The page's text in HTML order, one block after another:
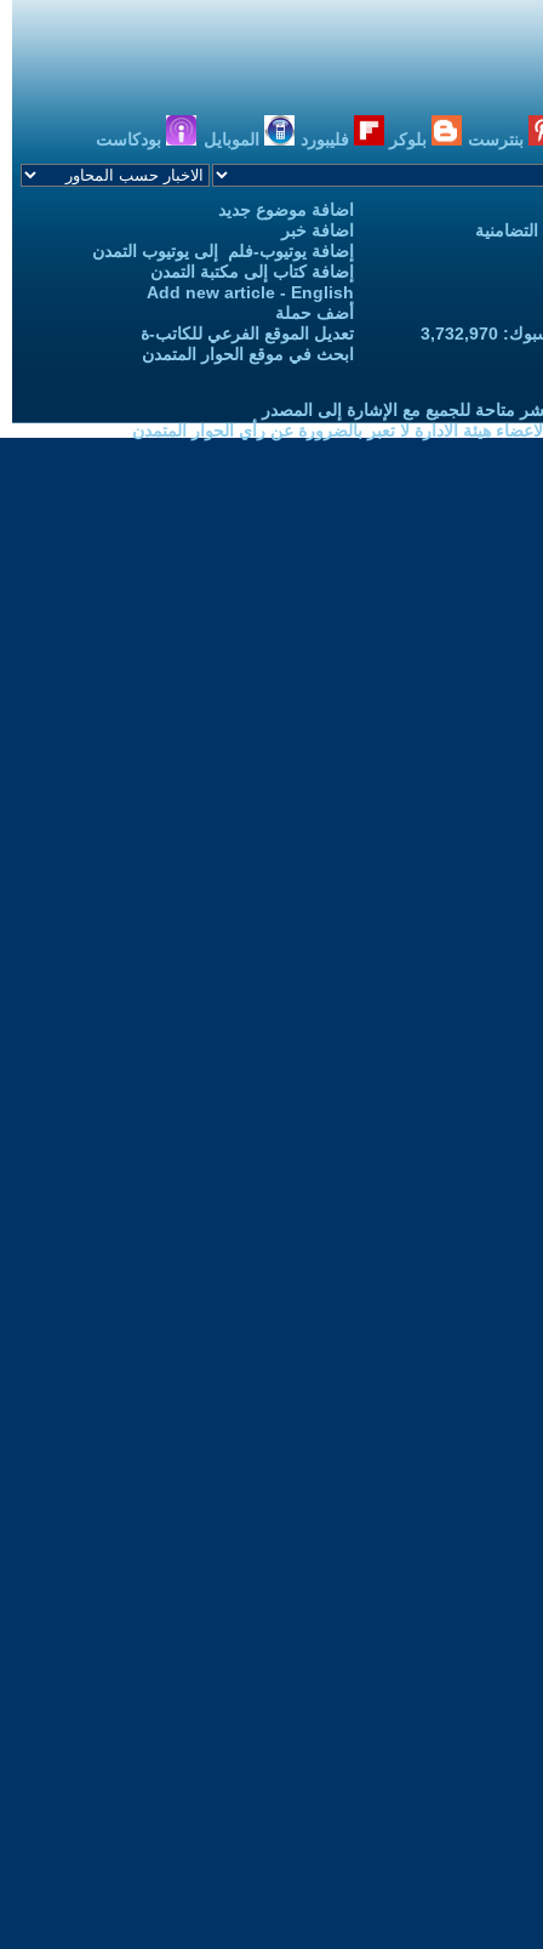
بنترست بلوكر فليبورد الموبايل بودكاست
اضافة موضوع جديد
اضافة خبر
إضافة يوتيوب-فلم إلى يوتيوب التمدن
إضافة كتاب إلى مكتبة التمدن
Add new article - English
أضف حملة
تعديل الموقع الفرعي للكاتب-ة
ابحث في موقع الحوار المتمدن
متاحة للجميع مع الإشارة إلى المصدر
هيئة الادارة لا تعبر بالضرورة عن رأي الحوار المتمدن